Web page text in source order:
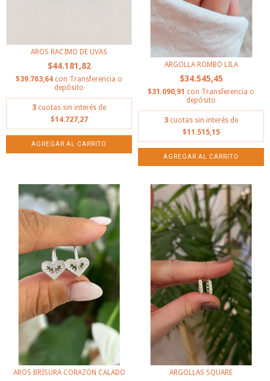
AROS RACIMO DE UVAS
$44.181,82
$39.763,64 con Transferencia o
depósito
3 cuotas sin interés de
$14.727,27
ARGOLLA ROMBO LILA
$34.545,45
$31.090,91 con Transferencia o
depósito
3 cuotas sin interés de
$11.515,15
AROS BRISURA CORAZÓN CALADO ARGOLLAS SQUARE